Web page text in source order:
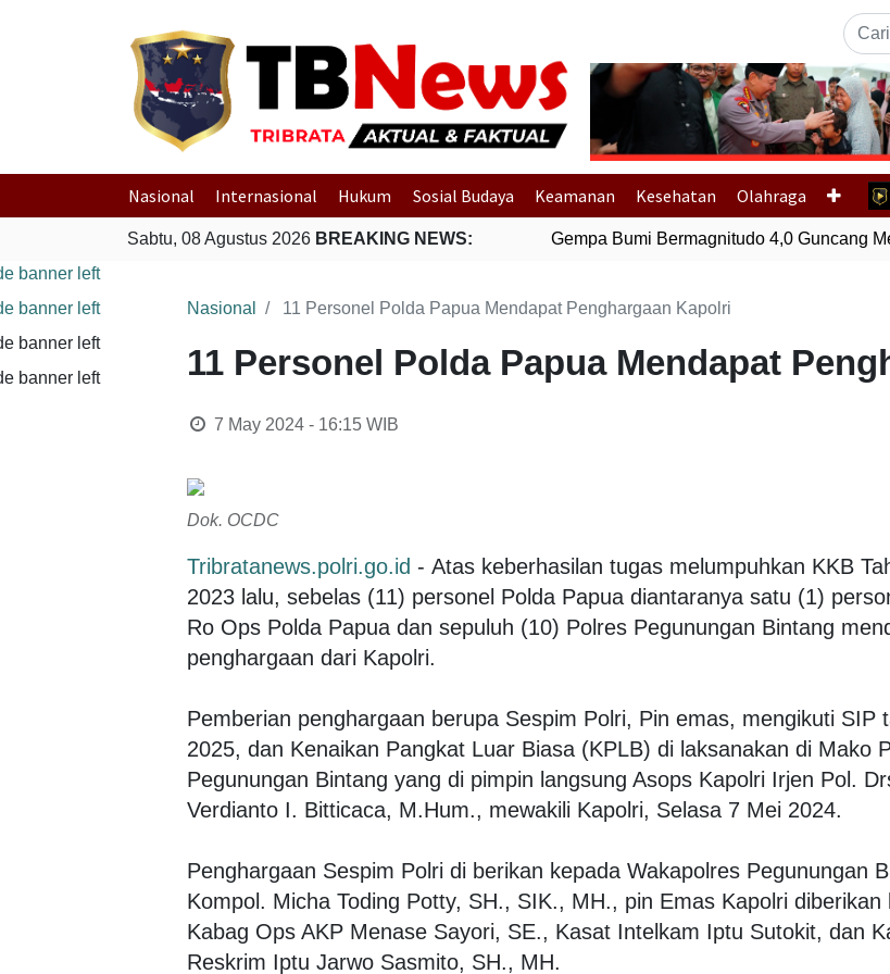
Previous
Nasional Internasional Hukum Sosial Budaya Keamanan Kesehatan Olahraga
Sabtu, 08 Agustus 2026 BREAKING NEWS: Gempa Bumi Bermagnitudo 4,0 Guncang
Nasional 11 Personel Polda Papua Mendapat Penghargaan Kapolri
11 Personel Polda Papua Mendapat
7 May 2024 - 16:15WIB
Dok. OCDC
Tribratanews.polri.go.id - Atas keberhasilan tugas melumpuhkan KKB
2023 lalu, sebelas (11) personel Polda Papua diantaranya satu (1)
Ro Ops Polda Papua dan sepuluh (10) Polres Pegunungan Bintang
penghargaan dari Kapolri.
Pemberian penghargaan berupa Sespim Polri, Pin emas, mengikuti SIP
2025, dan Kenaikan Pangkat Luar Biasa (KPLB) di laksanakan di Mako
Pegunungan Bintang yang di pimpin langsung Asops Kapolri Irjen Pol.
Verdianto I. Bitticaca, M.Hum., mewakili Kapolri, Selasa 7 Mei 2024.
Penghargaan Sespim Polri di berikan kepada Wakapolres Pegunungan
Kompol. Micha Toding Potty, SH., SIK., MH., pin Emas Kapolri diberikan
Kabag Ops AKP Menase Sayori, SE., Kasat Intelkam Iptu Sutokit, dan
Reskrim Iptu Jarwo Sasmito, SH., MH.